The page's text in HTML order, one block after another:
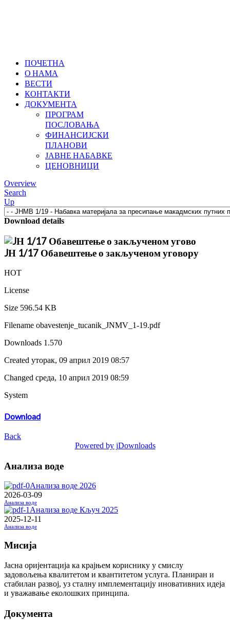
ПОЧЕТНА
О НАМА
ВЕСТИ
КОНТАКТИ
ДОКУМЕНТА
ПРОГРАМ
ПОСЛОВАЊА
ФИНАНСИЈСКИ
ПЛАНОВИ
ЈАВНЕ НАБАВКЕ
ЦЕНОВНИЦИ
Overview
Search
Up
Download details
JН 1/17 Обавештење о закљученом уговору
HOT
License
Size 596.54 KB
Filename obavestenje_tucanik_JNMV_1-19.pdf
Downloads 1.570
Created уторак, 09 април 2019 08:57
Changed среда, 10 април 2019 08:59
System
Download
Back
Powered by jDownloads
Анализа воде
Анализа воде 2026
2026-03-09
Анализа воде
Анализа воде Кључ 2025
2025-12-11
Анализа воде
Мисија
Јасна оријентација ка крајњем кориснику у смислу
задовољења квалитетом и квантитетом услуга. Планиран и
стабилан развој, уз сталну имплементацију иновативних идеја
и уважавање еколошких принципа.
Документа